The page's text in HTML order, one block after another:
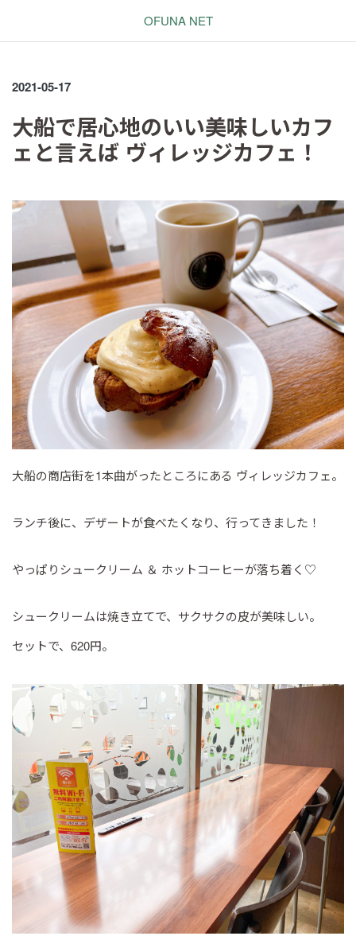
OFUNA NET
2021-05-17
大船で居心地のいい美味しいカフ
ェと言えば ヴィレッジカフェ！
大船の商店街を1本曲がったところにある ヴィレッジカフェ。
ランチ後に、デザートが食べたくなり、行ってきました！
やっぱりシュークリーム ＆ ホットコーヒーが落ち着く♡
シュークリームは焼き立てで、サクサクの皮が美味しい。
セットで、620円。